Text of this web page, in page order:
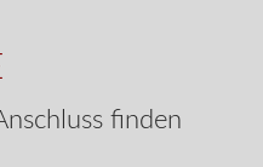
finden